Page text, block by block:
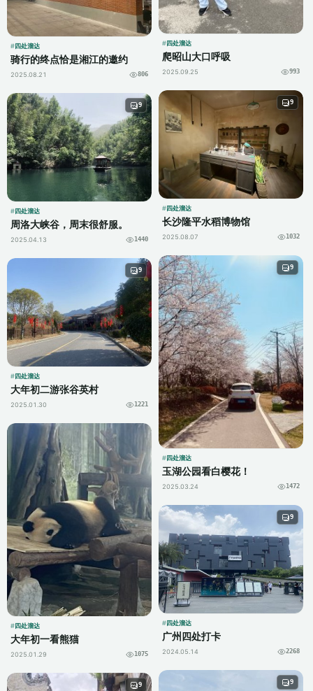
四处溜达
爬昭山大口呼吸
2025.09.25 993
四处溜达
骑行的终点恰是湘江的邀约
2025.08.21 806
9
四处溜达
长沙隆平水稻博物馆
2025.08.07 1032
9
四处溜达
周洛大峡谷，周末很舒服。
2025.04.13 1440
9
四处溜达
玉湖公园看白樱花！
2025.03.24 1472
9
四处溜达
大年初二游张谷英村
2025.01.30 1221
四处溜达
大年初一看熊猫
2025.01.29 1075
9
四处溜达
广州四处打卡
2024.05.14 2268
9
9